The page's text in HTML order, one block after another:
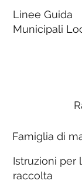
Famiglia di
Istruzioni per
raccolta
Linee Guida
Municipali